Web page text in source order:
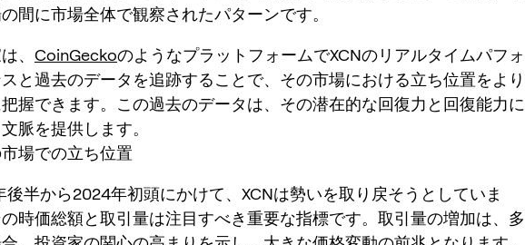
間に市場全体で観察されたパターンです。
、 CoinGeckoのようなプラットフォームでXCNのリアルタイムパフォ
と過去のデータを追跡することで、その市場における立ち位置をより
握できます。この過去のデータは、その潜在的な回復力と回復能力に
脈を提供します。
場での立ち位置
後半から2024年初頭にかけて、XCNは勢いを取り戻そうとしていま
時価総額と取引量は注目すべき重要な指標です。取引量の増加は、多